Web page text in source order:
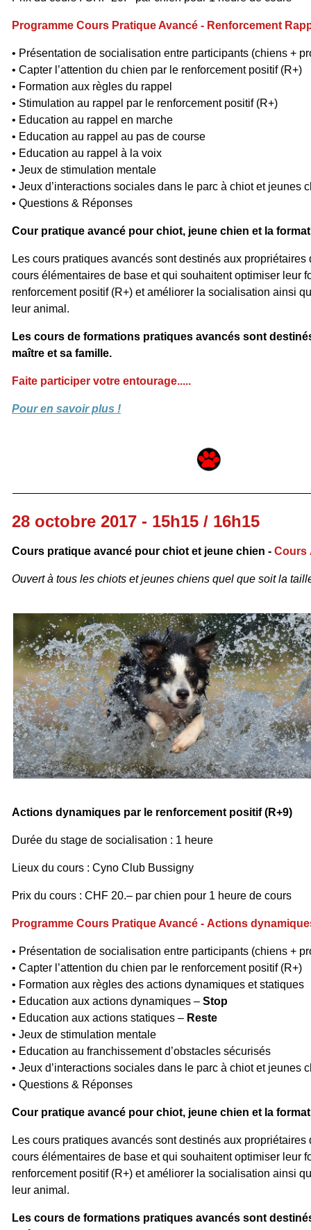
Programme Cours Pratique Avancé - Renforcement
• Présentation de socialisation entre participants (chiens +
• Capter l’attention du chien par le renforcement positif (R+)
• Formation aux règles du rappel
• Stimulation au rappel par le renforcement positif (R+)
• Education au rappel en marche
• Education au rappel au pas de course
• Education au rappel à la voix
• Jeux de stimulation mentale
• Jeux d’interactions sociales dans le parc à chiot et jeunes
• Questions & Réponses
Cour pratique avancé pour chiot, jeune chien et la
Les cours pratiques avancés sont destinés aux propriétaires
cours élémentaires de base et qui souhaitent optimiser leur
renforcement positif (R+) et améliorer la socialisation ainsi
leur animal.
Les cours de formations pratiques avancés sont
maître et sa famille.
Faite participer votre entourage.....
Pour en savoir plus !
28 octobre 2017 - 15h15 / 16h15
Cours pratique avancé pour chiot et jeune chien - Cours
Ouvert à tous les chiots et jeunes chiens quel que soit la
Actions dynamiques par le renforcement positif (R+9)
Durée du stage de socialisation : 1 heure
Lieux du cours : Cyno Club Bussigny
Prix du cours : CHF 20.– par chien pour 1 heure de cours
Programme Cours Pratique Avancé - Actions
• Présentation de socialisation entre participants (chiens +
• Capter l’attention du chien par le renforcement positif (R+)
• Formation aux règles des actions dynamiques et statiques
• Education aux actions dynamiques – Stop
• Education aux actions statiques – Reste
• Jeux de stimulation mentale
• Education au franchissement d’obstacles sécurisés
• Jeux d’interactions sociales dans le parc à chiot et jeunes
• Questions & Réponses
Cour pratique avancé pour chiot, jeune chien et la
Les cours pratiques avancés sont destinés aux propriétaires
cours élémentaires de base et qui souhaitent optimiser leur
renforcement positif (R+) et améliorer la socialisation ainsi
leur animal.
Les cours de formations pratiques avancés sont